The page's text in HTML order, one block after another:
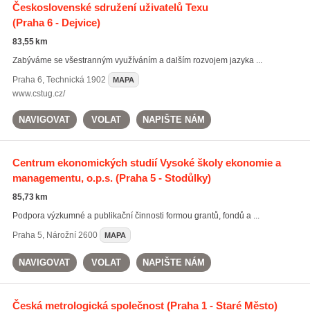
Československé sdružení uživatelů Texu
(Praha 6 - Dejvice)
83,55 km
Zabýváme se všestranným využíváním a dalším rozvojem jazyka ...
Praha 6, Technická 1902 MAPA
www.cstug.cz/
NAVIGOVAT VOLAT NAPIŠTE NÁM
Centrum ekonomických studií Vysoké školy ekonomie a
managementu, o.p.s.(Praha 5 - Stodůlky)
85,73 km
Podpora výzkumné a publikační činnosti formou grantů, fondů a ...
Praha 5, Nárožní 2600 MAPA
NAVIGOVAT VOLAT NAPIŠTE NÁM
Česká metrologická společnost(Praha 1 - Staré Město)